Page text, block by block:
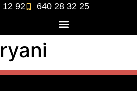
12 92 640 28 32 25